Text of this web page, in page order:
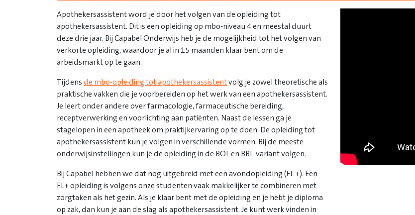
Apothekersassistent word je door het volgen van de opleiding tot
apothekersassistent. Dit is een opleiding op mbo-niveau 4 en meestal duurt
deze drie jaar. Bij Capabel Onderwijs heb je de mogelijkheid tot het volgen van
verkorte opleiding, waardoor je al in 15 maanden klaar bent om de
arbeidsmarkt op te gaan.
Tijdens de mbo-opleiding tot apothekersassistentvolg je zowel theoretische als
praktische vakken die je voorbereiden op het werk van een apothekersassistent.
Je leert onder andere over farmacologie, farmaceutische bereiding,
receptverwerking en voorlichting aan patiënten. Naast de lessen ga je
stagelopen in een apotheek om praktijkervaring op te doen. De opleiding tot
apothekersassistent kun je volgen in verschillende vormen. Bij de meeste
onderwijsinstellingen kun je de opleiding in de BOL en BBL-variant volgen.
Bij Capabel hebben we dat nog uitgebreid met een avondopleiding (FL +). Een
FL+ opleiding is volgens onze studenten vaak makkelijker te combineren met
zorgtaken als het gezin. Als je klaar bent met de opleiding en je hebt je diploma
op zak, dan kun je aan de slag als apothekersassistent. Je kunt werk vinden in